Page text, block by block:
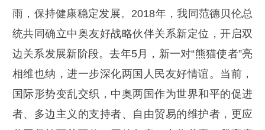
雨，保持健康稳定发展。2018年，我同范德贝伦总
统共同确立中奥友好战略伙伴关系新定位，开启双
边关系发展新阶段。去年5月，新一对“熊猫使者”亮
相维也纳，进一步深化两国人民友好情谊。当前，
国际形势变乱交织，中奥两国作为世界和平的促进
者、多边主义的支持者、自由贸易的维护者，更应